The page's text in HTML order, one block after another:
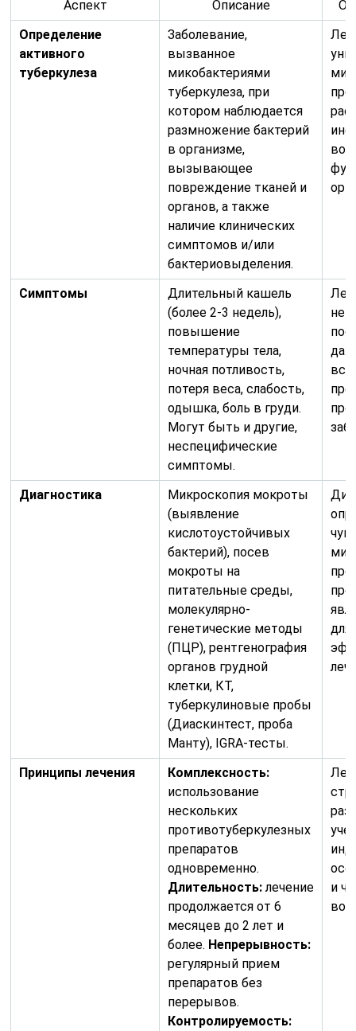
Аспект Описание
Определение
активного
туберкулеза
Заболевание,
вызванное
микобактериями
туберкулеза, при
котором наблюдается
размножение бактерий
в организме,
вызывающее
повреждение тканей и
органов, а также
наличие клинических
симптомов и/или
бактериовыделения.
Симптомы
Длительный кашель
(более 2-3 недель),
повышение
температуры тела,
ночная потливость,
потеря веса, слабость,
одышка, боль в груди.
Могут быть и другие,
неспецифические
симптомы.
Диагностика
Микроскопия мокроты
(выявление
кислотоустойчивых
бактерий), посев
мокроты на
питательные среды,
молекулярно-
генетические методы
(ПЦР), рентгенография
органов грудной
клетки, КТ,
туберкулиновые пробы
(Диаскинтест, проба
Манту), IGRA-тесты.
Принципы лечения
Комплексность:
использование
нескольких
противотуберкулезных
препаратов
одновременно.
Длительность: лечение
продолжается от 6
месяцев до 2 лет и
более. Непрерывность:
регулярный прием
препаратов без
перерывов.
Контролируемость:
и